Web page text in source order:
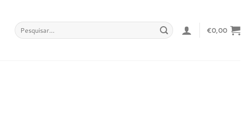
Pesquisar
por:
€0,00